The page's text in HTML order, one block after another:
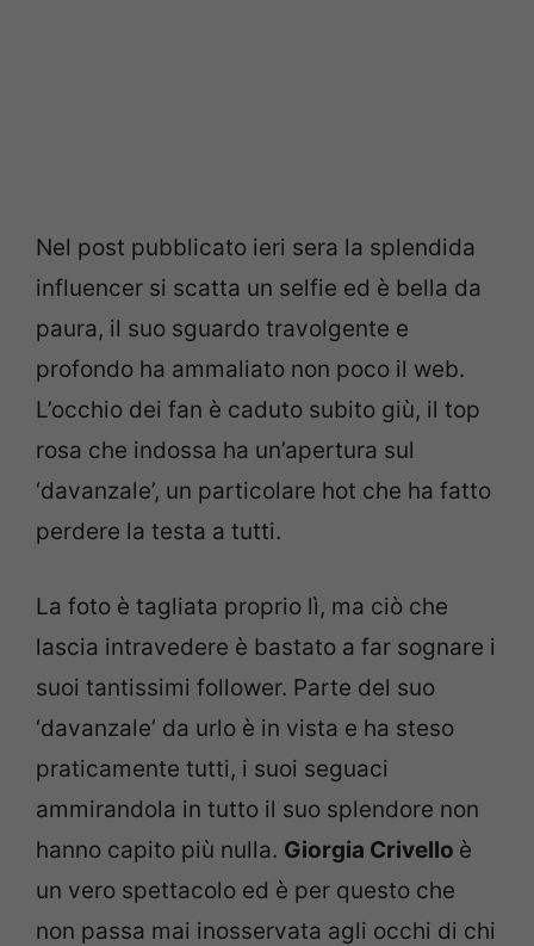
Nel post pubblicato ieri sera la splendida
influencer si scatta un selfie ed è bella da
paura, il suo sguardo travolgente e
profondo ha ammaliato non poco il web.
L’occhio dei fan è caduto subito giù, il top
rosa che indossa ha un’apertura sul
‘davanzale’, un particolare hot che ha fatto
perdere la testa a tutti.
La foto è tagliata proprio lì, ma ciò che
lascia intravedere è bastato a far sognare i
suoi tantissimi follower. Parte del suo
‘davanzale’ da urlo è in vista e ha steso
praticamente tutti, i suoi seguaci
ammirandola in tutto il suo splendore non
hanno capito più nulla. Giorgia Crivello è
un vero spettacolo ed è per questo che
non passa mai inosservata agli occhi di chi